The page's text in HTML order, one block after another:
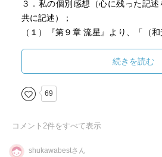
３．私の個別感想（心に残った記
共に記述）；
（１）『第９章 流星』より、「（
を行う事は、非常に勇気がいる事
で）“五シンの戒め”を自らの言葉
『①私心を捨てる ②保身を捨て
捨てる ④野心を捨てる ⑤慢心を捨
それとなく疎外され、孤立して、会
問題が真剣に議論されることはなかっ
続きを読む
69
コメント 2件をすべて表示
shukawabestさん